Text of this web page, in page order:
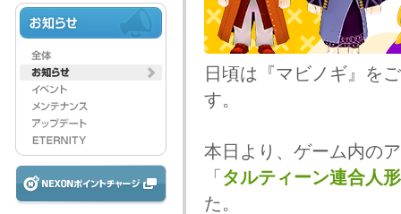
日頃は『マビノギ』を
す。
本日より、ゲーム内の
「 タルティーン連合人
た。